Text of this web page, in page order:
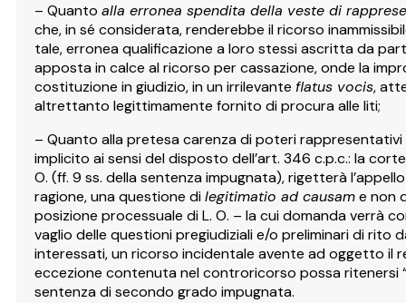
– Quanto alla erronea spendita della veste di
che, in sé considerata, renderebbe il ricorso
tale, erronea qualificazione a loro stessi ascritta da
apposta in calce al ricorso per cassazione, onde la
costituzione in giudizio, in un irrilevante flatus vocis,
altrettanto legittimamente fornito di procura alle liti;
– Quanto alla pretesa carenza di poteri
implicito ai sensi del disposto dell’art. 346 c.p.c.: la
O. (ff. 9 ss. della sentenza impugnata), rigetterà
ragione, una questione dilegitimatio ad causame non
posizione processuale di L. O. – la cui domanda verrà
vaglio delle questioni pregiudiziali e/o preliminari di
interessati, un ricorso incidentale avente ad oggetto il
eccezione contenuta nel controricorso possa ritenersi
sentenza di secondo grado impugnata.